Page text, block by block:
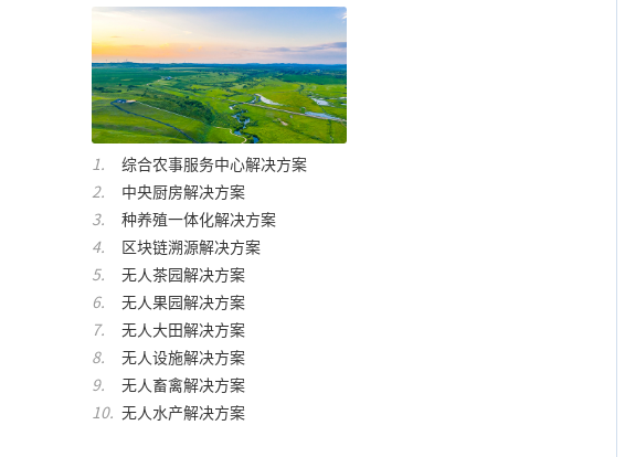
综合农事服务中心解决方案
中央厨房解决方案
种养殖一体化解决方案
区块链溯源解决方案
无人茶园解决方案
无人果园解决方案
无人大田解决方案
无人设施解决方案
无人畜禽解决方案
无人水产解决方案